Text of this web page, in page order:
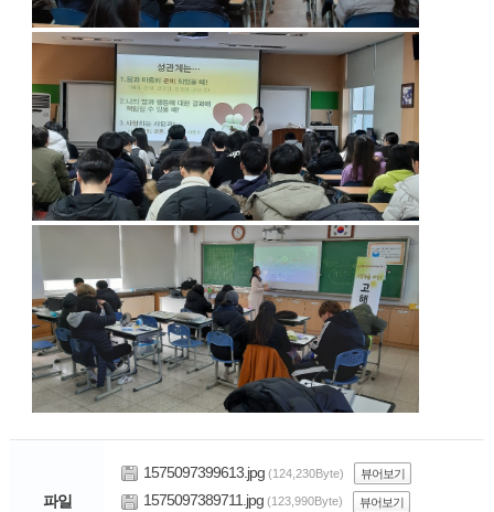
파일
1575097399613.jpg (124,230Byte) 뷰어보기
1575097389711.jpg (123,990Byte) 뷰어보기